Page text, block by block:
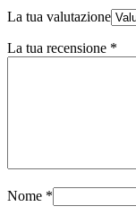
La tua valutazione
La tua recensione *
Nome *